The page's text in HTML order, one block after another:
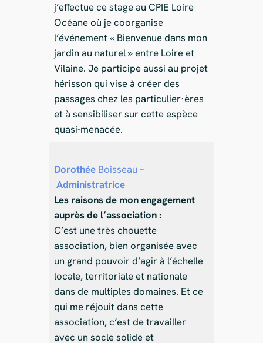
j’effectue ce stage au CPIE Loire
Océane où je coorganise
l’événement « Bienvenue dans mon
jardin au naturel » entre Loire et
Vilaine. Je participe aussi au projet
hérisson qui vise à créer des
passages chez les particulier·ères
et à sensibiliser sur cette espèce
quasi-menacée.
Dorothée Boisseau –
Administratrice
Les raisons de mon engagement
auprès de l’association :
C’est une très chouette
association, bien organisée avec
un grand pouvoir d’agir à l’échelle
locale, territoriale et nationale
dans de multiples domaines. Et ce
qui me réjouit dans cette
association, c’est de travailler
avec un socle solide et